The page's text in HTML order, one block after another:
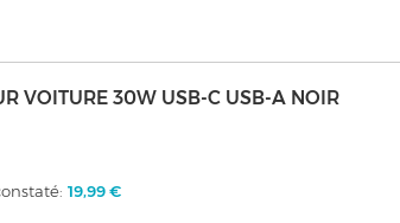
VOITURE 30W USB-C USB-A NOIR
19,99 €